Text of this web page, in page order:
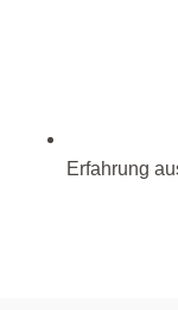
Erfahrung